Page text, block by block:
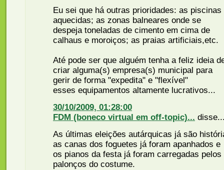
Eu sei que há outras prioridades: as piscinas
aquecidas; as zonas balneares onde se
despeja toneladas de cimento em cima de
calhaus e moroiços; as praias artificiais,etc.
Até pode ser que alguém tenha a feliz ideia
criar alguma(s) empresa(s) municipal para
gerir de forma "expedita" e "flexível"
esses equipamentos altamente lucrativos...
30/10/2009, 01:28:00
FDM (boneco virtual em off-topic)...
As últimas eleições autárquicas já são
as canas dos foguetes já foram apanhados e
os pianos da festa já foram carregadas pelos
palonços do costume.